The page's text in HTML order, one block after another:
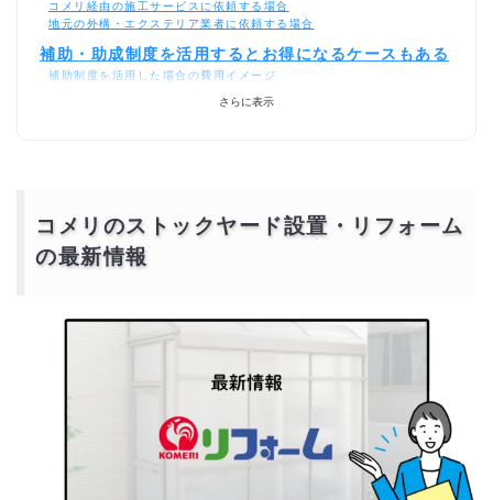
コメリ経由の施工サービスに依頼する場合
地元の外構・エクステリア業者に依頼する場合
補助・助成制度を活用するとお得になるケースもある
補助制度を活用した場合の費用イメージ
さらに表示
コメリのストックヤード設置・リフォーム
の最新情報